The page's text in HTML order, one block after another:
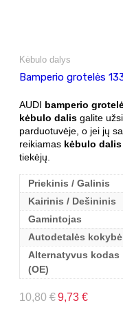
Kėbulo dalys
Bamperio grotelės
AUDI bamperio
kėbulo dalisgalite
parduotuvėje, o jei jų
reikiamas kėbulo dalis
tiekėjų.
Priekinis / Galinis
Kairinis / Dešininis
Gamintojas
Autodetalės kokybė
Alternatyvus kodas
(OE)
10,80€ 9,73 €